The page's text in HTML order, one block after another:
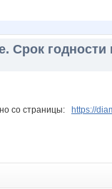
Срок годности
со страницы: https://